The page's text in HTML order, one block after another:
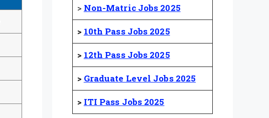
> Non-Matric Jobs 2025
> 10th Pass Jobs 2025
> 12th Pass Jobs 2025
> Graduate Level Jobs 2025
> ITI Pass Jobs 2025